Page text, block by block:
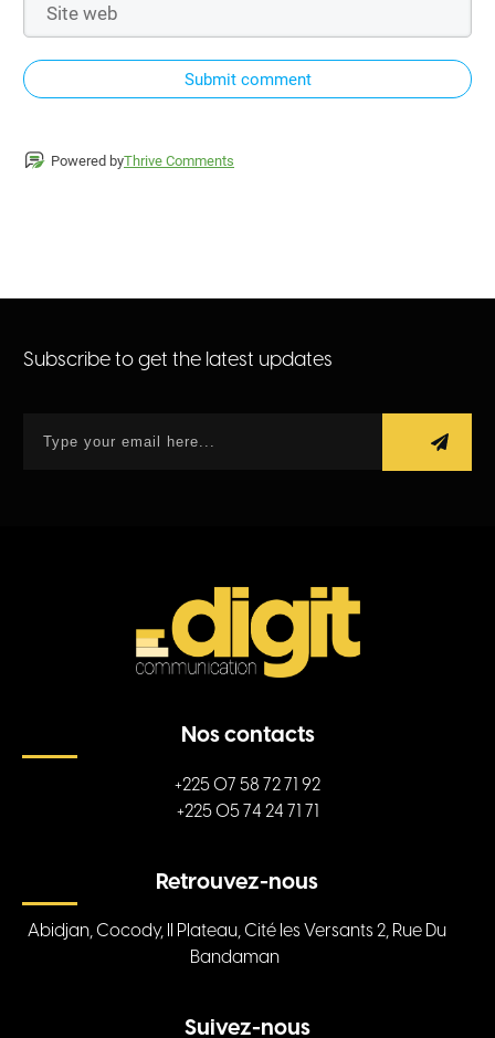
Submit comment
Powered byThrive Comments
Subscribe to get the latest updates
Nos contacts
+225 07 58 72 71 92
+225 05 74 24 71 71
Retrouvez-nous
Abidjan, Cocody, II Plateau, Cité les Versants 2, Rue Du
Bandaman
Suivez-nous